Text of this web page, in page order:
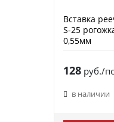
Вставка
S-25
0,55мм
128руб./
в наличии